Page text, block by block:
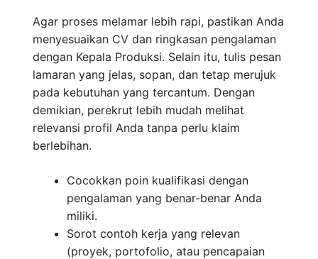
Agar proses melamar lebih rapi, pastikan Anda
menyesuaikan CV dan ringkasan pengalaman
dengan Kepala Produksi. Selain itu, tulis pesan
lamaran yang jelas, sopan, dan tetap merujuk
pada kebutuhan yang tercantum. Dengan
demikian, perekrut lebih mudah melihat
relevansi profil Anda tanpa perlu klaim
berlebihan.
Cocokkan poin kualifikasi dengan
pengalaman yang benar-benar Anda
miliki.
Sorot contoh kerja yang relevan
(proyek, portofolio, atau pencapaian